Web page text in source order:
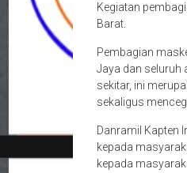
Kegiatan
Barat.
Pembagian
Jaya dan seluruh
sekitar, ini
sekaligus
Danramil Kapten
kepada
kepada